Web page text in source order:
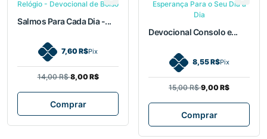
Salmos Para Cada Dia -...
7,60 R$Pix
14,00 R$8,00 R$
Comprar
Devocional Consolo e...
8,55 R$Pix
15,00 R$9,00 R$
Comprar